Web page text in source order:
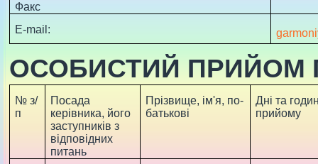
Факс
Е-mail:
ОСОБИСТИЙ ПРИЙОМ
№ з/
п
Посада
керівника, його
заступників з
відповідних
питань
Прізвище, ім'я, по-
батькові
Дні та
прийому